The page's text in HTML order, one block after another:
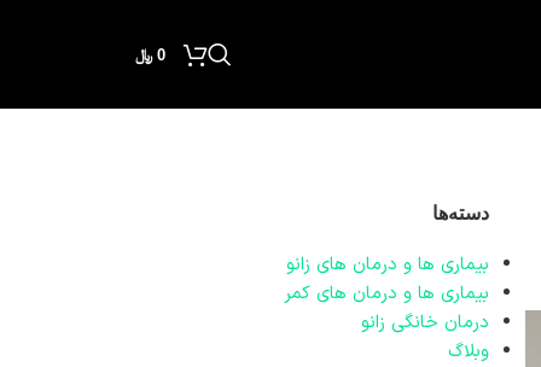
0 ﷼
دسته‌ها
بیماری ها و درمان های زانو
بیماری ها و درمان های کمر
درمان خانگی زانو
وبلاگ